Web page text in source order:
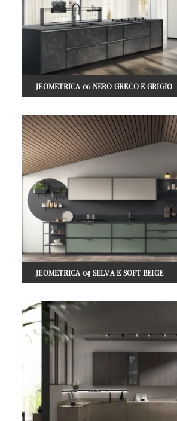
JEOMETRICA 06 NERO GRECO E GRIGIO
JEOMETRICA 04 SELVA E SOFT BEIGE